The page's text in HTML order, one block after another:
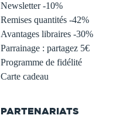
Newsletter -10%
Remises quantités -42%
Avantages libraires -30%
Parrainage : partagez 5€
Programme de fidélité
Carte cadeau
PARTENARIATS